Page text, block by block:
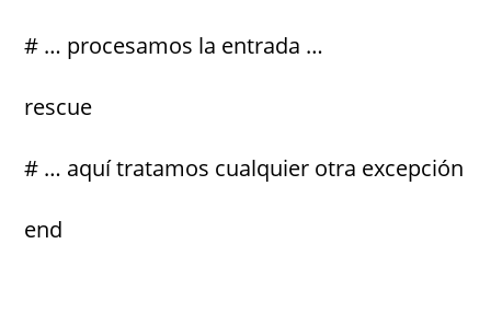
# … procesamos la entrada …
rescue
# … aquí tratamos cualquier otra excepción
end